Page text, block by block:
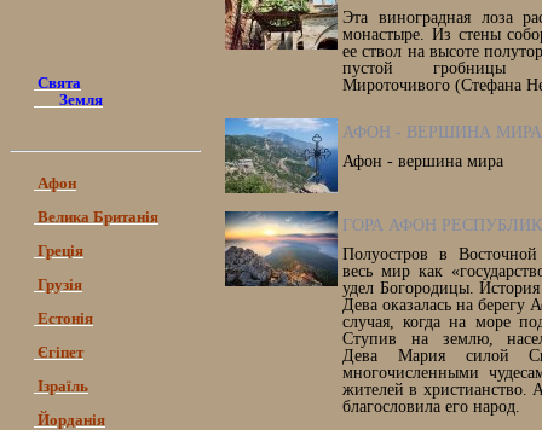
Свята
Земля
Афон
Велика Британія
Греція
Грузія
Естонія
Єгіпет
Ізраїль
Йорданія
Эта виноградная лоза
монастыре. Из стены
ее ствол на высоте
пустой гробницы
Мироточивого (Стефана
АФОН - ВЕРШИНА МИРА
Афон - вершина мира
ГОРА АФОН
Полуостров в
весь мир как
удел Богородицы. История
Дева оказалась на берегу
случая, когда на море
Ступив на землю,
Дева Мария силой
многочисленными
жителей в христианство.
благословила его народ.